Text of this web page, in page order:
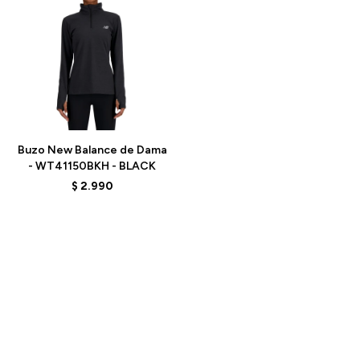
Buzo New Balance de Dama
- WT41150BKH - BLACK
$ 2.990
Talle